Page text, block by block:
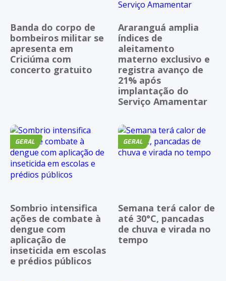
Banda do corpo de
bombeiros militar se
apresenta em
Criciúma com
concerto gratuito
Araranguá amplia
índices de
aleitamento
materno exclusivo e
registra avanço de
21% após
implantação do
Serviço Amamentar
GERAL
Sombrio intensifica
ações de combate à
dengue com
aplicação de
inseticida em escolas
e prédios públicos
GERAL
Semana terá calor de
até 30°C, pancadas
de chuva e virada no
tempo